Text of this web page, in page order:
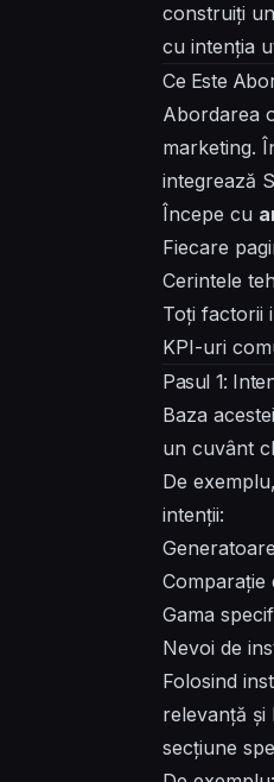
construiți
cu intenția
Ce Este
Abordarea
marketing.
integrează
Începe cu
Fiecare
Cerintele
Toți factorii
KPI-uri
Pasul 1:
Baza
un cuvânt
De
intenții:
Comparație
Gama
Nevoi de
Folosind
relevanță și
secțiune